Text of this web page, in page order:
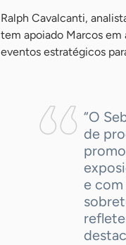
Ralph Cavalcanti,
tem apoiado Marcos em
eventos estratégicos
“O
de
e